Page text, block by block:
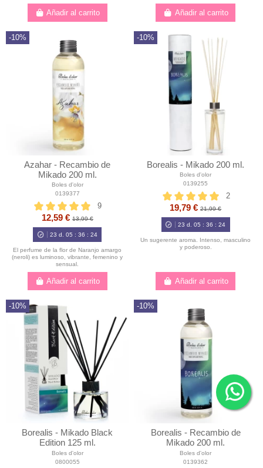
Añadir al carrito Añadir al carrito
-10%
Azahar - Recambio de
Mikado 200 ml.
Boles d'olor
0139377
9
12,59 €13,99 €
23 d. 05 : 36 : 23
El perfume de la flor de Naranjo amargo
(neroli) es luminoso, vibrante, femenino y
sensual.
Añadir al carrito
-10%
Borealis - Mikado 200 ml.
Boles d'olor
0139255
2
19,79 €21,99 €
23 d. 05 : 36 : 23
Un sugerente aroma. Intenso, masculino
y poderoso.
Añadir al carrito
-10%
Borealis - Mikado Black
Edition 125 ml.
Boles d'olor
0800055
-10%
Borealis - Recambio de
Mikado 200 ml.
Boles d'olor
0139362